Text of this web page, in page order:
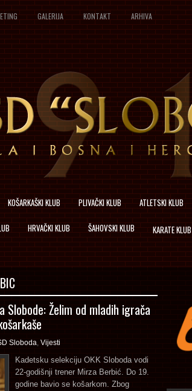
GALERIJA KONTAKT ARHIVA
KOŠARKAŠKI KLUB PLIVAČKI KLUB ATLETSKI KLUB
HRVAČKI KLUB ŠAHOVSKI KLUB KARATE KLUB
Želim od mladih igrača
Sloboda, Vijesti
Kadetsku selekciju OKK Sloboda vodi
22-godišnji trener Mirza Berbić. Do 19.
godine bavio se košarkom. Zbog